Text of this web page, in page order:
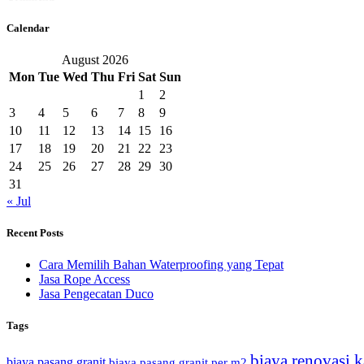
Calendar
August 2026
Mon Tue Wed Thu Fri Sat Sun
1
2
3
4 5 6 7 8
9
10
11 12 13 14 15
16
17
18 19 20 21 22
23
24
25 26 27 28 29 30
31
« Jul
Recent Posts
Cara Memilih Bahan Waterproofing yang Tepat
Jasa Rope Access
Jasa Pengecatan Duco
Tags